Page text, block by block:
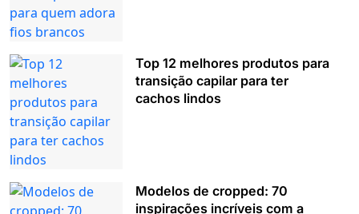
Top 12 melhores produtos para
transição capilar para ter
cachos lindos
Modelos de cropped: 70
inspirações incríveis com a